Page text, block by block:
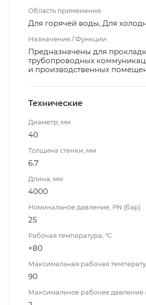
Область применения
Для горячей воды, Для
Назначение / Функции
Предназначены для
трубопроводных
и производственных
Технические
Диаметр, мм
40
Толщина стенки, мм
6.7
Длина, мм
4000
Номинальное давление, PN (бар)
25
Рабочая температура, °С
+80
Максимальная рабочая
90
Максимальное рабочее давление